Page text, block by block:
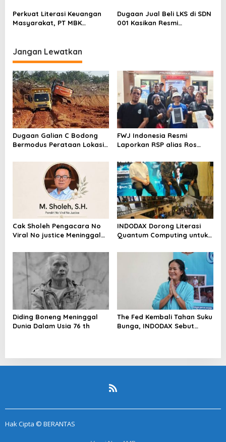
Sentimen Pasar
Pelapor Desak Polda Jambi
Segera Lakukan Penahanan
Perkuat Literasi Keuangan
Masyarakat, PT MBK
Dugaan Jual Beli LKS di SDN
001 Kasikan Resmi
Jangan Lewatkan
Dugaan Galian C Bodong
Bermodus Perataan Lokasi
Riau Akan Tinjauan Lokasi
FWJ Indonesia Resmi
Laporkan RSP alias Ros
Cak Sholeh Pengacara No
Viral No justice Meninggal
INDODAX Dorong Literasi
Quantum Computing untuk
Blockchain
Diding Boneng Meninggal
Dunia Dalam Usia 76 th
The Fed Kembali Tahan Suku
Bunga, INDODAX Sebut
Hak Cipta © BERANTAS